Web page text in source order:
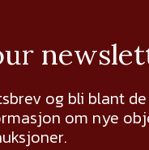
og bli blant de
om nye